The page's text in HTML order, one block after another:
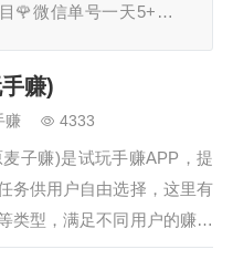
🌹微信单号一天5+，多
做，自动养号，可设置
和每天的任务数量。没任
分身自动切换做任务脚
配机型安卓7.0以上，雷
可。鸿蒙系统自测兼容
赚)
赚 4333
子赚)是试玩手赚APP，提
务供用户自由选择，这里有
类型，满足不同用户的赚钱
新每日任务，完成就有丰厚